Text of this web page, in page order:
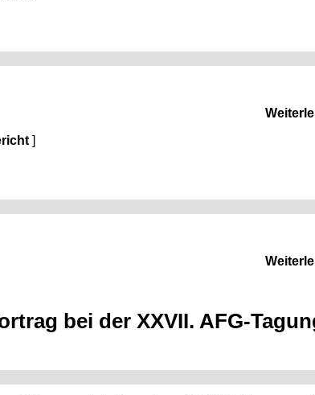
]
bei der XXVII. AFG-